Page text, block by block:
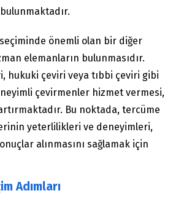
önemli olan bir diğer
elemanların bulunmasıdır.
hukuki çeviri veya tıbbi çeviri gibi
çevirmenler hizmet vermesi,
Bu noktada, tercüme
yeterlilikleri ve deneyimleri,
alınmasını sağlamak için
Adımları